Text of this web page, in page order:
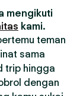
mengikuti
kami.
teman
sama
trip hingga
dengan